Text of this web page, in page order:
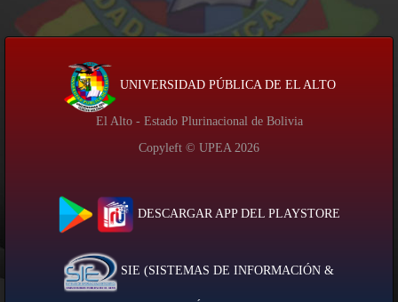
UNIVERSIDAD PÚBLICA DE EL ALTO
El Alto - Estado Plurinacional de Bolivia
Copyleft © UPEA 2026
DESCARGAR APP DEL PLAYSTORE
SIE (SISTEMAS DE INFORMACIÓN &